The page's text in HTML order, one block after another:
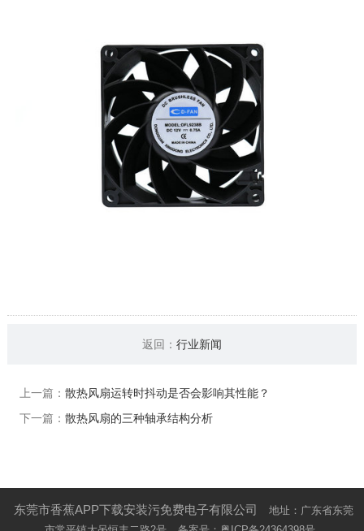
返回： 行业新闻
上一篇： 散热风扇运转时抖动是否会影响其性能？
下一篇： 散热风扇的三种轴承结构分析
东莞市香蕉APP下载安装污免费电子有限公司
地址：广东省东莞